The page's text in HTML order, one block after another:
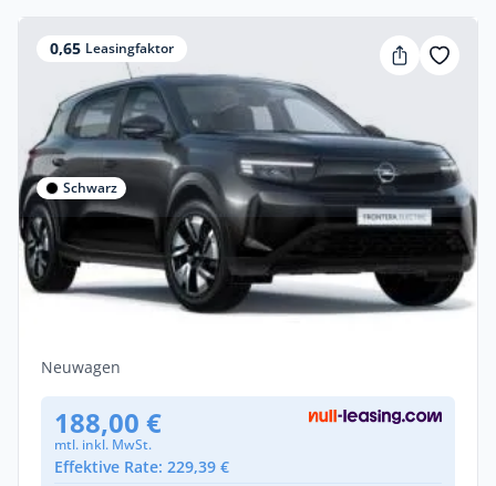
0,65 Leasingfaktor
Schwarz
Privat
Opel Frontera Electric 44-kWh-Edition !
4000€ Anz. !
Neuwagen
188,00 €
mtl. inkl. MwSt.
Effektive Rate: 229,39 €